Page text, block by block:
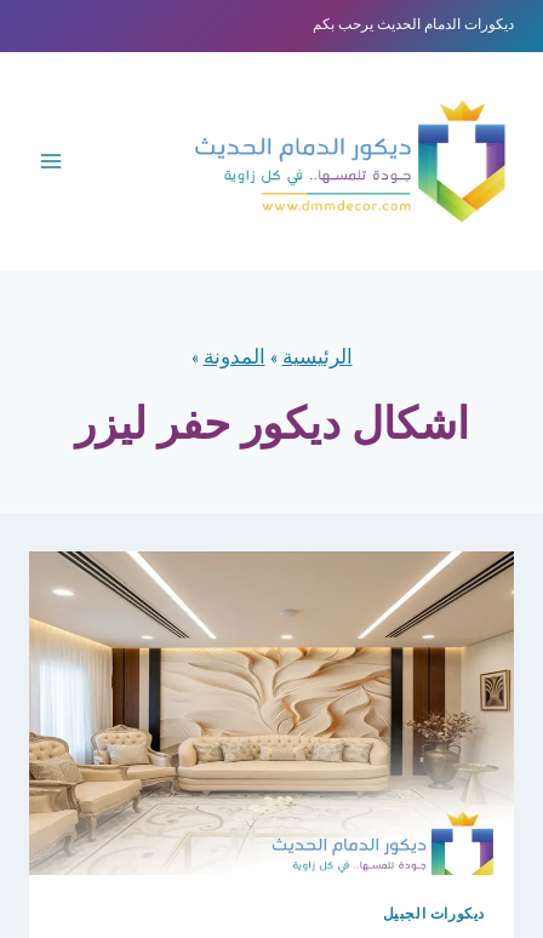
التجاوز
إلى
ديكورات الدمام الحديث يرحب بكم
الرئيسية»المدونة»
اشكال ديكور حفر ليزر
ديكورات الجبيل